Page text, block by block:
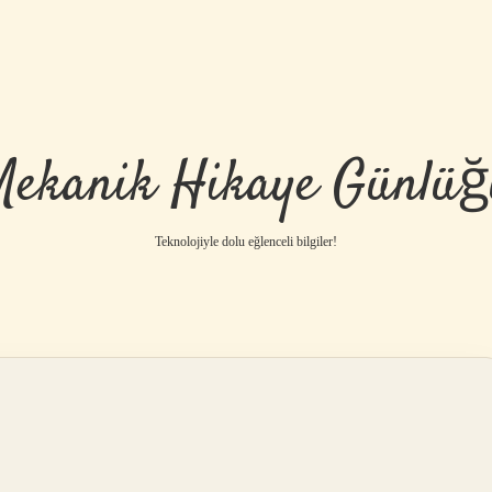
Hikaye
Teknolojiyle dolu eğlenceli bilgiler!